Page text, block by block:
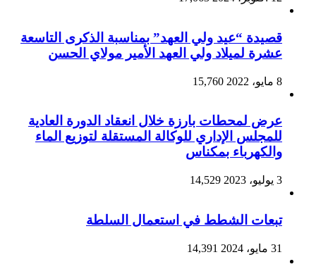
قصيدة “عيد ولي العهد” بمناسبة الذكرى التاسعة
عشرة لميلاد ولي العهد الأمير مولاي الحسن
8 مايو، 2022 15,760
عرض لمحطات بارزة خلال انعقاد الدورة العادية
للمجلس الإداري للوكالة المستقلة لتوزيع الماء
والكهرباء بمكناس
3 يوليو، 2023 14,529
تبعات الشطط في استعمال السلطة
31 مايو، 2024 14,391